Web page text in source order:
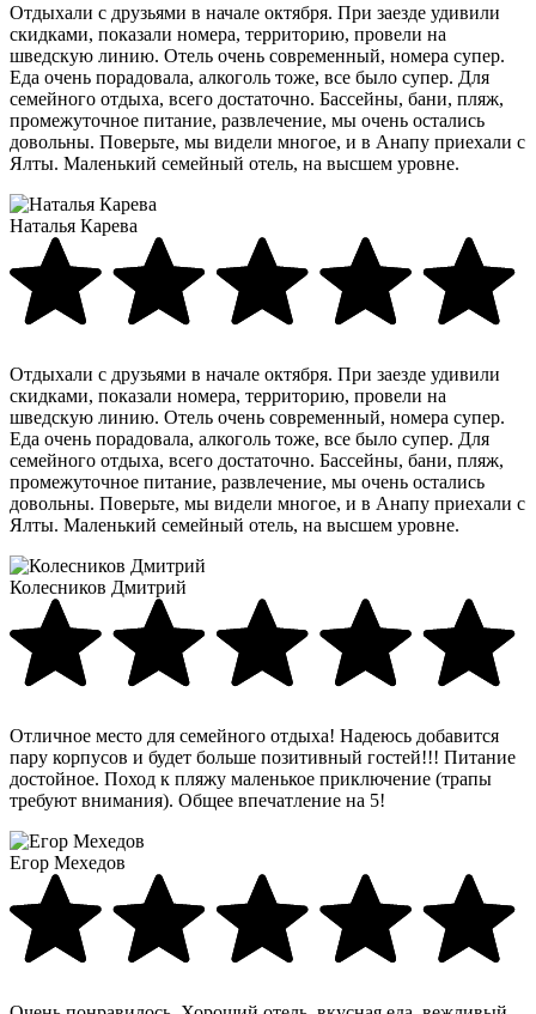
Отдыхали с друзьями в начале октября. При заезде удивили
скидками, показали номера, территорию, провели на
шведскую линию. Отель очень современный, номера супер.
Еда очень порадовала, алкоголь тоже, все было супер. Для
семейного отдыха, всего достаточно. Бассейны, бани, пляж,
промежуточное питание, развлечение, мы очень остались
довольны. Поверьте, мы видели многое, и в Анапу приехали с
Ялты. Маленький семейный отель, на высшем уровне.
Наталья Карева
Отдыхали с друзьями в начале октября. При заезде удивили
скидками, показали номера, территорию, провели на
шведскую линию. Отель очень современный, номера супер.
Еда очень порадовала, алкоголь тоже, все было супер. Для
семейного отдыха, всего достаточно. Бассейны, бани, пляж,
промежуточное питание, развлечение, мы очень остались
довольны. Поверьте, мы видели многое, и в Анапу приехали с
Ялты. Маленький семейный отель, на высшем уровне.
Колесников Дмитрий
Отличное место для семейного отдыха! Надеюсь добавится
пару корпусов и будет больше позитивный гостей!!! Питание
достойное. Поход к пляжу маленькое приключение (трапы
требуют внимания). Общее впечатление на 5!
Егор Мехедов